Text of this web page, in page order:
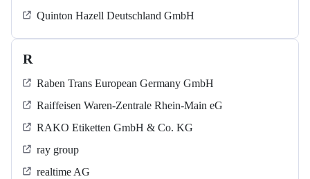
Quinton Hazell Deutschland GmbH
R
Raben Trans European Germany GmbH
Raiffeisen Waren-Zentrale Rhein-Main eG
RAKO Etiketten GmbH & Co. KG
ray group
realtime AG